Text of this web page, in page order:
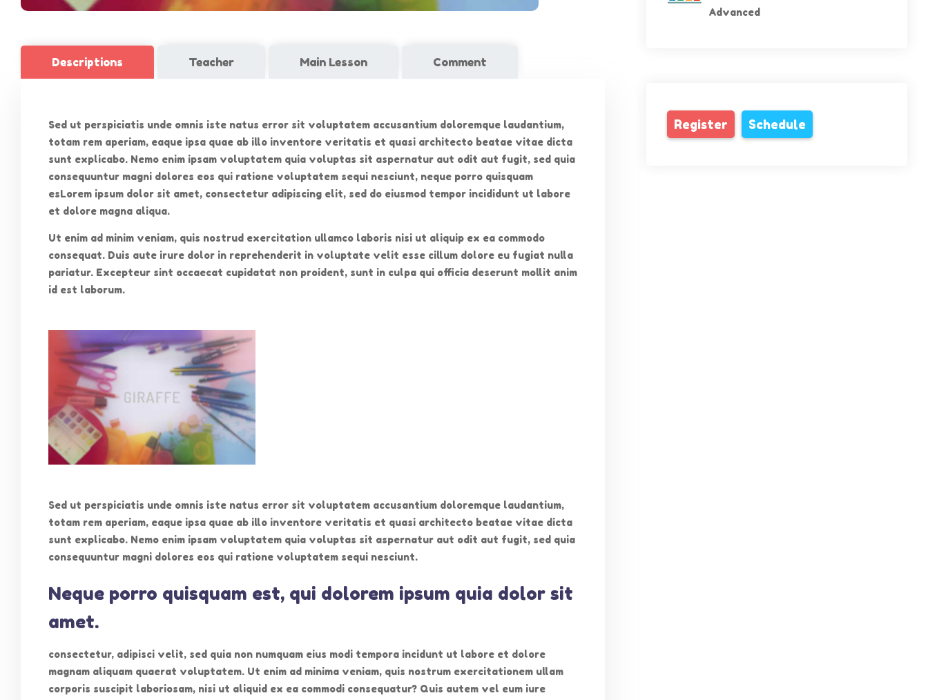
Descriptions Teacher Main Lesson Comment
Sed ut perspiciatis unde omnis iste natus error sit voluptatem accusantium doloremque laudantium,
totam rem aperiam, eaque ipsa quae ab illo inventore veritatis et quasi architecto beatae vitae dicta
sunt explicabo. Nemo enim ipsam voluptatem quia voluptas sit aspernatur aut odit aut fugit, sed quia
consequuntur magni dolores eos qui ratione voluptatem sequi nesciunt, neque porro quisquam
esLorem ipsum dolor sit amet, consectetur adipiscing elit, sed do eiusmod tempor incididunt ut labore
et dolore magna aliqua.
Ut enim ad minim veniam, quis nostrud exercitation ullamco laboris nisi ut aliquip ex ea commodo
consequat. Duis aute irure dolor in reprehenderit in voluptate velit esse cillum dolore eu fugiat nulla
pariatur. Excepteur sint occaecat cupidatat non proident, sunt in culpa qui officia deserunt mollit anim
id est laborum.
Sed ut perspiciatis unde omnis iste natus error sit voluptatem accusantium doloremque laudantium,
totam rem aperiam, eaque ipsa quae ab illo inventore veritatis et quasi architecto beatae vitae dicta
sunt explicabo. Nemo enim ipsam voluptatem quia voluptas sit aspernatur aut odit aut fugit, sed quia
consequuntur magni dolores eos qui ratione voluptatem sequi nesciunt.
Neque porro quisquam est, qui dolorem ipsum quia dolor sit
amet.
consectetur, adipisci velit, sed quia non numquam eius modi tempora incidunt ut labore et dolore
magnam aliquam quaerat voluptatem. Ut enim ad minima veniam, quis nostrum exercitationem ullam
corporis suscipit laboriosam, nisi ut aliquid ex ea commodi consequatur? Quis autem vel eum iure
Advanced
Register Schedule
本園以「以兒童為中心，以家長為本位」的宗
旨，肩負社會責任，為兒童提供優質的學前服
電話: 2711 0272
傳真: 2711 0279
電郵: info@elitekg.edu.hk
地址: 新界天水圍天麗苑A座地下KG01號
首頁
最新消息
學校特色